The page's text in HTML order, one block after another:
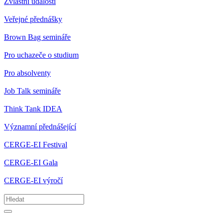
Veřejné přednášky
Brown Bag semináře
Pro uchazeče o studium
Pro absolventy
Job Talk semináře
Think Tank IDEA
Významní přednášející
CERGE-EI Festival
CERGE-EI Gala
CERGE-EI výročí